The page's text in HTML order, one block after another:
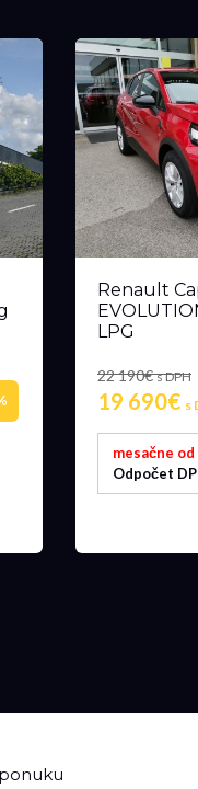
Renault
LPG
22 190€s DPH
19 690€ s
mesačne
Odpočet